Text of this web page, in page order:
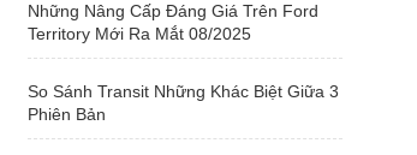
Những Nâng Cấp Đáng Giá Trên Ford
Territory Mới Ra Mắt 08/2025
So Sánh Transit Những Khác Biệt Giữa 3
Phiên Bản